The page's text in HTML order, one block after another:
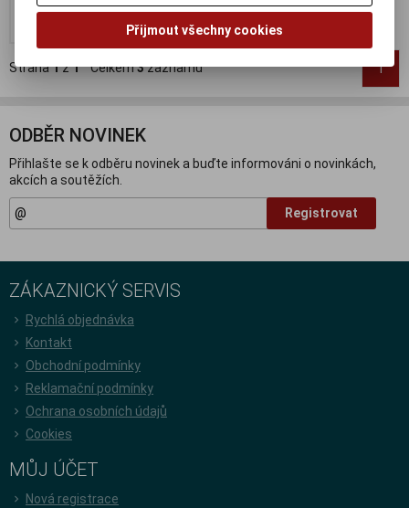
Strana1z1Celkem3záznamů 1
ODBĚR NOVINEK
Přihlašte se k odběru novinek a buďte informováni o novinkách,
akcích a soutěžích.
Registrovat
ZÁKAZNICKÝ SERVIS
Rychlá objednávka
Kontakt
Obchodní podmínky
Reklamační podmínky
Ochrana osobních údajů
Cookies
MŮJ ÚČET
Nová registrace
Přijmout všechny cookies